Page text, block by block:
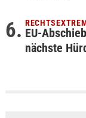
EU-
nächste